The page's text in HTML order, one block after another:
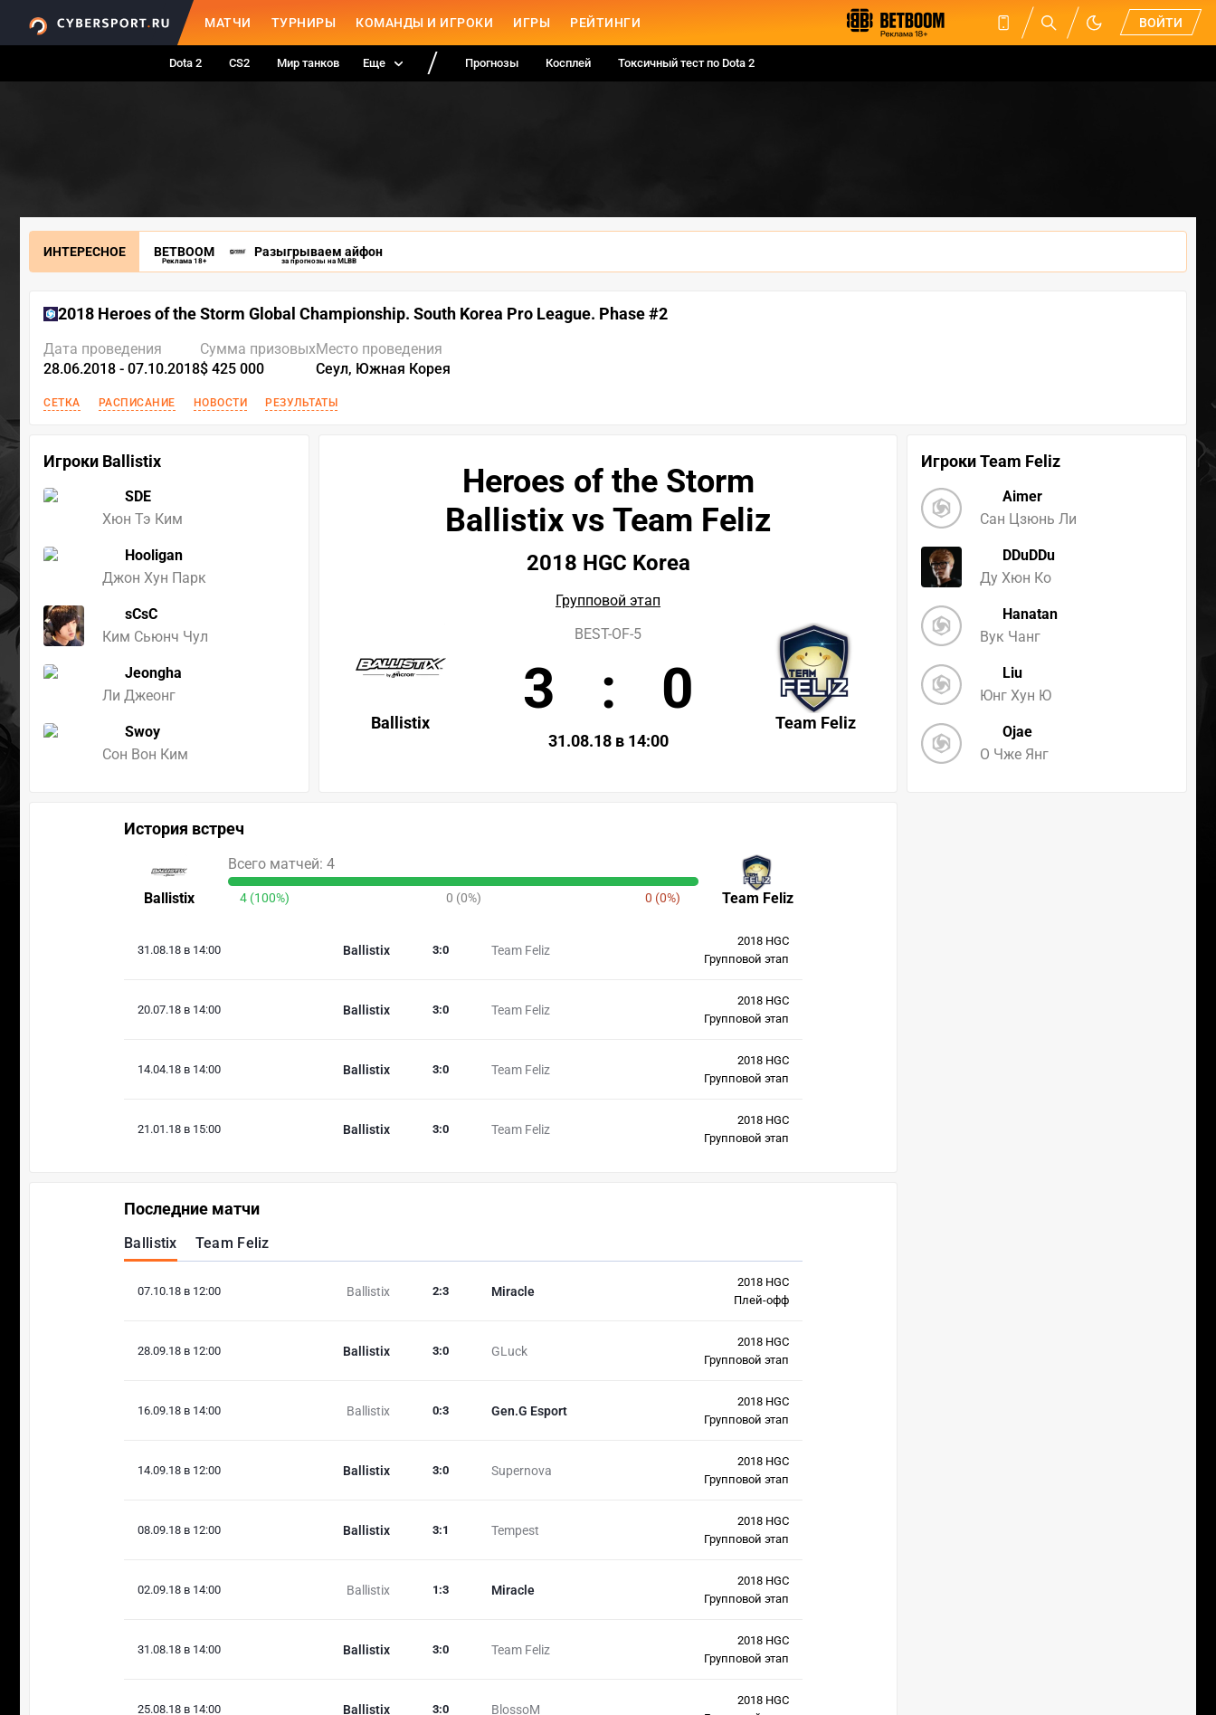
МАТЧИ ТУРНИРЫ КОМАНДЫ И ИГРОКИ ИГРЫ РЕЙТИНГИ ВОЙТИ
Dota 2 CS2 Мир танков Еще Прогнозы Косплей Токсичный тест по Dota 2
ИНТЕРЕСНОЕ BETBOOM
Реклама 18+
Разыгрываем айфон
за прогнозы на MLBB
2018 Heroes of the Storm Global Championship. South Korea Pro League. Phase #2
Дата проведения
28.06.2018 - 07.10.2018
Сумма призовых
$ 425 000
Место проведения
Сеул, Южная Корея
СЕТКА РАСПИСАНИЕ НОВОСТИ РЕЗУЛЬТАТЫ
Игроки Ballistix
SDE
Хюн Тэ Ким
Hooligan
Джон Хун Парк
sCsC
Ким Сьюнч Чул
Jeongha
Ли Джеонг
Swoy
Сон Вон Ким
Игроки Team Feliz
Aimer
Сан Цзюнь Ли
DDuDDu
Ду Хюн Ко
Hanatan
Вук Чанг
Liu
Юнг Хун Ю
Ojae
О Чже Янг
Heroes of the Storm
Ballistix vs Team Feliz
2018 HGC Korea
Групповой этап
Ballistix Team Feliz
BEST-OF-5
3 : 0
31.08.18 в 14:00
История встреч
Ballistix Team Feliz
Всего матчей: 4
4 (100%) 0 (0%) 0 (0%)
31.08.18 в 14:00 Ballistix Team Feliz
3:0
2018 HGC
Групповой этап
20.07.18 в 14:00 Ballistix Team Feliz
3:0
2018 HGC
Групповой этап
14.04.18 в 14:00 Ballistix Team Feliz
3:0
2018 HGC
Групповой этап
21.01.18 в 15:00 Ballistix Team Feliz
3:0
2018 HGC
Групповой этап
Последние матчи
Ballistix Team Feliz
07.10.18 в 12:00 Ballistix Miracle
2:3
2018 HGC
Плей-офф
28.09.18 в 12:00 Ballistix GLuck
3:0
2018 HGC
Групповой этап
16.09.18 в 14:00 Ballistix Gen.G Esport
0:3
2018 HGC
Групповой этап
14.09.18 в 12:00 Ballistix Supernova
3:0
2018 HGC
Групповой этап
08.09.18 в 12:00 Ballistix Tempest
3:1
2018 HGC
Групповой этап
02.09.18 в 14:00 Ballistix Miracle
1 :3
2018 HGC
Групповой этап
31.08.18 в 14:00 Ballistix Team Feliz
3:0
2018 HGC
Групповой этап
25.08.18 в 14:00 Ballistix BlossoM
3:0
2018 HGC